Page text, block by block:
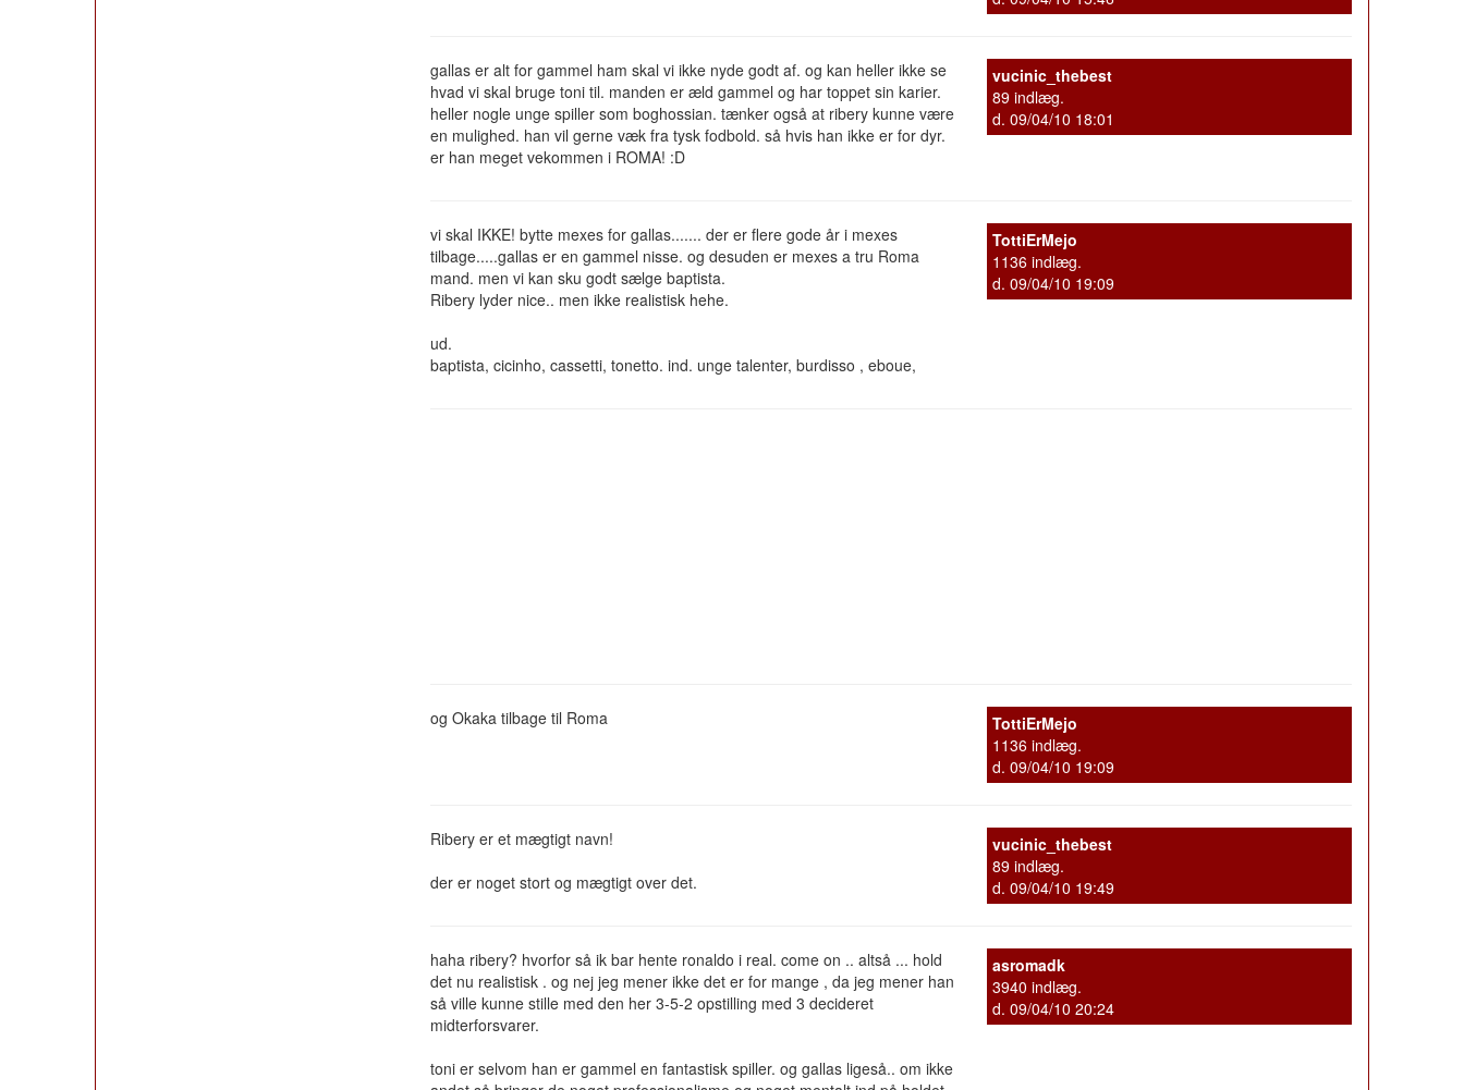
vucinic_thebest
89 indlæg.
d. 09/04/10 18:01
gallas er alt for gammel ham skal vi ikke nyde godt af. og kan heller ikke se
hvad vi skal bruge toni til. manden er æld gammel og har toppet sin karier.
heller nogle unge spiller som boghossian. tænker også at ribery kunne være
en mulighed. han vil gerne væk fra tysk fodbold. så hvis han ikke er for dyr.
er han meget vekommen i ROMA! :D
TottiErMejo
1136 indlæg.
d. 09/04/10 19:09
vi skal IKKE! bytte mexes for gallas....... der er flere gode år i mexes
tilbage.....gallas er en gammel nisse. og desuden er mexes a tru Roma
mand. men vi kan sku godt sælge baptista.
Ribery lyder nice.. men ikke realistisk hehe.
ud.
baptista, cicinho, cassetti, tonetto. ind. unge talenter, burdisso , eboue,
TottiErMejo
1136 indlæg.
d. 09/04/10 19:09
og Okaka tilbage til Roma
vucinic_thebest
89 indlæg.
d. 09/04/10 19:49
Ribery er et mægtigt navn!
der er noget stort og mægtigt over det.
asromadk
3940 indlæg.
d. 09/04/10 20:24
haha ribery? hvorfor så ik bar hente ronaldo i real. come on .. altså ... hold
det nu realistisk . og nej jeg mener ikke det er for mange , da jeg mener han
så ville kunne stille med den her 3-5-2 opstilling med 3 decideret
midterforsvarer.
toni er selvom han er gammel en fantastisk spiller. og gallas ligeså.. om ikke